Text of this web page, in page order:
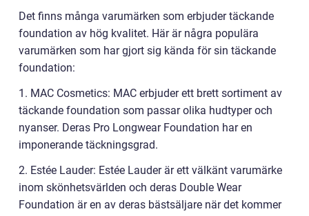
Det finns många varumärken som erbjuder täckande
foundation av hög kvalitet. Här är några populära
varumärken som har gjort sig kända för sin täckande
foundation:
1. MAC Cosmetics: MAC erbjuder ett brett sortiment av
täckande foundation som passar olika hudtyper och
nyanser. Deras Pro Longwear Foundation har en
imponerande täckningsgrad.
2. Estée Lauder: Estée Lauder är ett välkänt varumärke
inom skönhetsvärlden och deras Double Wear
Foundation är en av deras bästsäljare när det kommer